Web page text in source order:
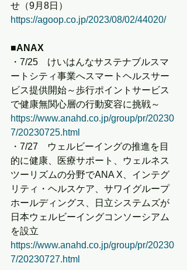
せ（9月8日）
https://agoop.co.jp/2023/08/02/44020/
■ANAX
・7/25　けいはんなサステナブルスマ
ートシティ事業へスマートヘルスサー
ビス提供開始～歩行ポイントサービス
で健康無関心層の行動変容に挑戦～
https://www.anahd.co.jp/group/pr/20230
7/20230725.html
・7/27　ウェルビーイングの推進を目
的に健康、医療サポート、ウェルネス
ツーリズムの分野でANA X、インテグ
リティ・ヘルスケア、サワイグループ
ホールディングス、日立システムズが
日本ウェルビーイングコンソーシアム
を設立
https://www.anahd.co.jp/group/pr/20230
7/20230727.html